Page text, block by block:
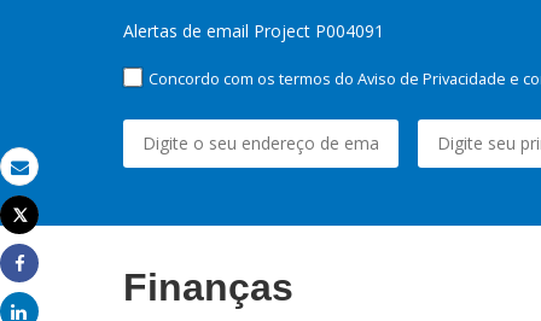
Email
Imprimir
Tweet
Share
Share
Alertas de email Project P004091
Concordo com os termos do Aviso de Privacidade e
Finanças